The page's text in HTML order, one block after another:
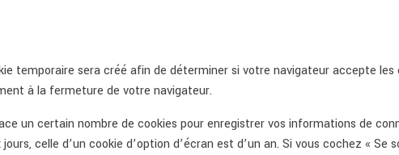
temporaire sera créé afin de déterminer si votre navigateur accepte
à la fermeture de votre navigateur.
un certain nombre de cookies pour enregistrer vos informations de
celle d’un cookie d’option d’écran est d’un an. Si vous cochez « Se